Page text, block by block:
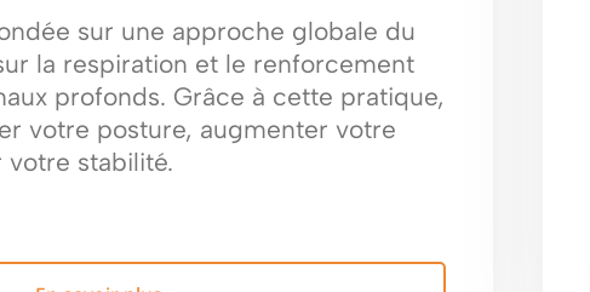
sur une approche globale du
la respiration et le renforcement
profonds. Grâce à cette pratique,
votre posture, augmenter votre
stabilité.